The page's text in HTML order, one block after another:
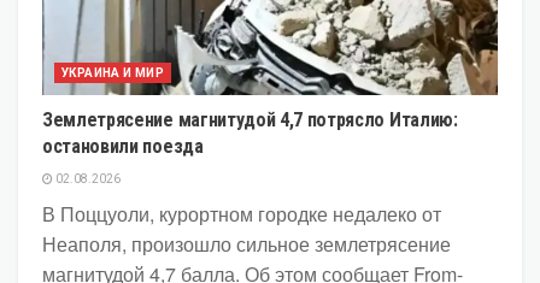
УКРАИНА И МИР
Землетрясение магнитудой 4,7 потрясло Италию:
остановили поезда
02.08.2026
В Поццуоли, курортном городке недалеко от
Неаполя, произошло сильное землетрясение
магнитудой 4,7 балла. Об этом сообщает From-